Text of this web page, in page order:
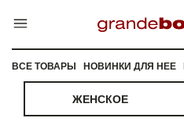
ВСЕ ТОВАРЫ НОВИНКИ ДЛЯ НЕЕ
ЖЕНСКОЕ